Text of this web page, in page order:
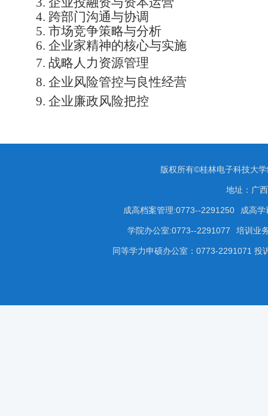
4. 跨部门沟通与协调
5. 市场竞争策略与分析
6. 企业家精神的核心与实施
7. 战略人力资源管理
8. 企业风险管控与良性经营
9. 企业廉政风险把控
版权所有©桂林电子科技大
地址：广
成高档案管理:0773--2291250 成高
学院办公室:0773--2291077 培训业
同等学力申硕办公室：0773-2291071